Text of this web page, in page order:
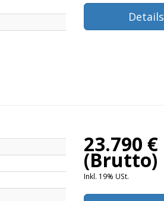
Details
23.790 €
(Brutto)
Inkl. 19% USt.